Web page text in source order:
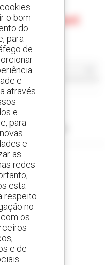
Quality Fleet
à sua pesquisa.
alertas
usados
o mundo
o bom
do
para
de
e
através
e
para
e
as
redes
esta
respeito
no
os
e de